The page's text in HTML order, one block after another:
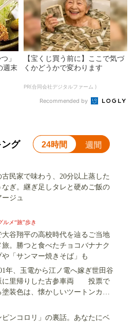
」
週末
【宝くじ買う前に】ここで気づ
くかどうかで変わります
PR(合同会社デジタルファーム )
Recommended by
グ 24時間 週間
古民家で味わう、20分以上蒸した
なぎ。継ぎ足しタレと硬めご飯の
ージュ
ルメ“旅”歩き
大谷翔平の高校時代を辿るご当地
旅。勝つと食べたチョコバナナク
や「サンマー焼きそば」も
年、玉電から江ノ電へ嫁ぎ世田谷
に里帰りした古参車両 投票で
塗装色は、懐かしいツートンカラ
ピンコロリ」の裏話。あなたにベ